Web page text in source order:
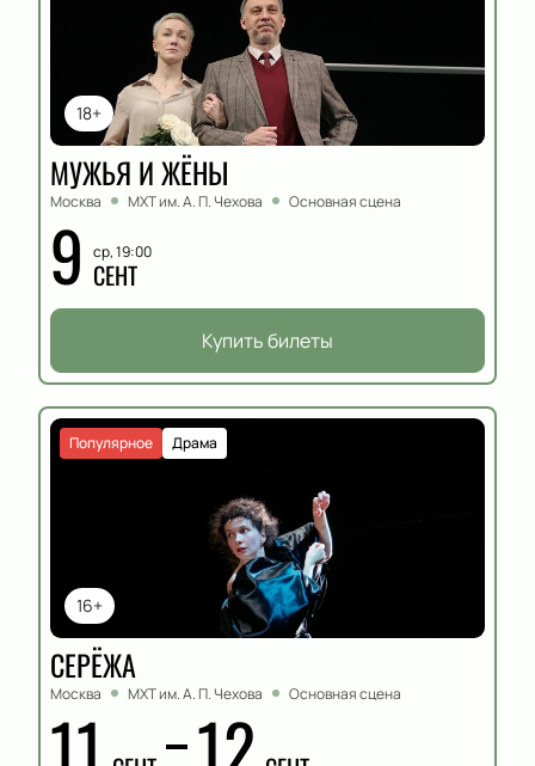
18+
МУЖЬЯ И ЖЁНЫ
Москва МХТ им. А. П. Чехова Основная сцена
9 ср, 19:00
СЕНТ
Купить билеты
16+
Драма
Популярное
СЕРЁЖА
Москва МХТ им. А. П. Чехова Основная сцена